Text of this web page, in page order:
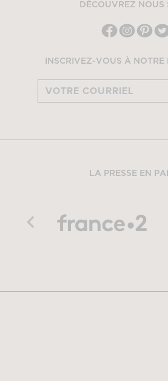
DÉCOUVREZ NOUS
INSCRIVEZ-VOUS À NOTRE
LA PRESSE EN